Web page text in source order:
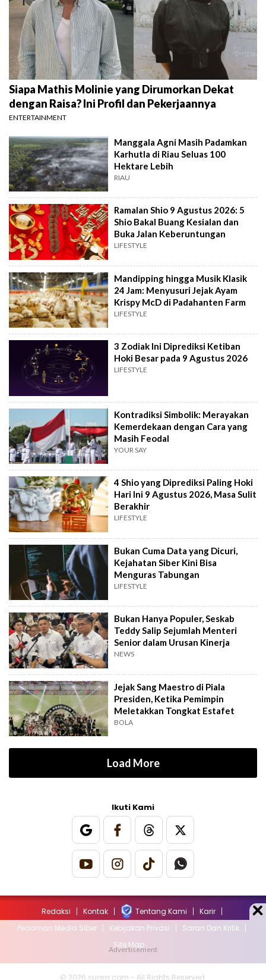
Siapa Mathis Molinie yang Dirumorkan Dekat
dengan Raisa? Ini Profil dan Pekerjaannya
ENTERTAINMENT
Manggala Agni Masih Padamkan
Karhutla di Riau Seluas 100
Hektare Lebih
RIAU
Ramalan Shio 9 Agustus 2026: 5
Shio Bakal Buang Kesialan dan
Buka Jalan Keberuntungan
LIFESTYLE
Mandipping hingga Musik Klasik
24 Jam: Menyusuri Jejak Ayam
Krispy McD di Padahanten Farm
LIFESTYLE
3 Zodiak Ini Diprediksi Ketiban
Hoki Besar pada 9 Agustus 2026
LIFESTYLE
Kontradiksi Simbolik: Merayakan
Kemerdekaan dengan Cara yang
Masih Feodal
YOUR SAY
4 Shio yang Diprediksi Paling Hoki
Hari Ini 9 Agustus 2026, Masa Sulit
Berakhir
LIFESTYLE
Bukan Cuma Data yang Dicuri,
Kejahatan Siber Kini Bisa
Menguras Tabungan
LIFESTYLE
Bukan Hanya Populer, Seskab
Teddy Salip Sejumlah Menteri
Senior dalam Urusan Kinerja
NEWS
Jejak Sang Maestro di Piala
Presiden, Ketika Pemimpin
Meletakkan Tongkat Estafet
BOLA
Load More
Ikuti Kami
Redaksi Kontak Tentang Kami
Karir
Pedoman Media Siber
Kebijakan Privasi
Saran Dan Kritik
Site Map
© 2026 suara.com - All Rights Reserved.